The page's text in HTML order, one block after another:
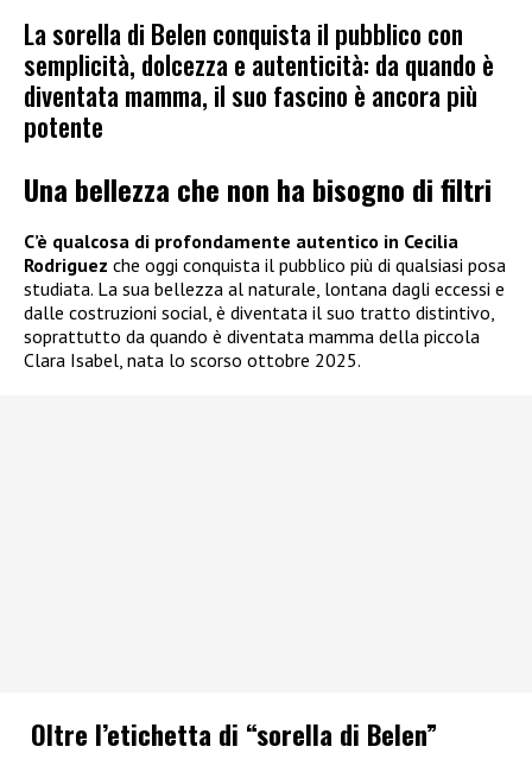
La sorella di Belen conquista il pubblico con
semplicità, dolcezza e autenticità: da quando è
diventata mamma, il suo fascino è ancora più
potente
Una bellezza che non ha bisogno di filtri
C’è qualcosa di profondamente autentico in Cecilia
Rodriguez che oggi conquista il pubblico più di qualsiasi posa
studiata. La sua bellezza al naturale, lontana dagli eccessi e
dalle costruzioni social, è diventata il suo tratto distintivo,
soprattutto da quando è diventata mamma della piccola
Clara Isabel, nata lo scorso ottobre 2025.
Oltre l’etichetta di “sorella di Belen”